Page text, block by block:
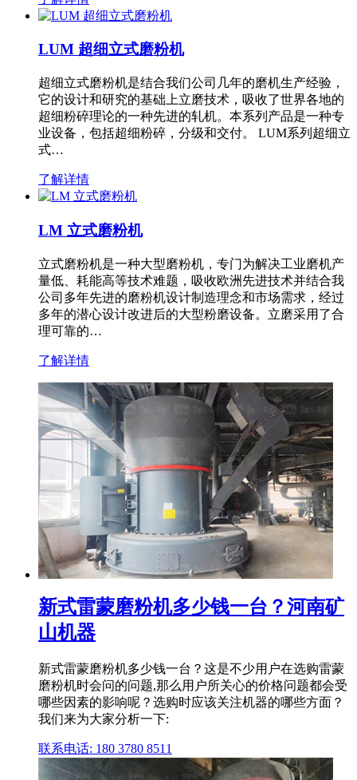
LUM 超细立式磨粉机
超细立式磨粉机是结合我们公司几年的磨机生产经验，
它的设计和研究的基础上立磨技术，吸收了世界各地的
超细粉碎理论的一种先进的轧机。本系列产品是一种专
业设备，包括超细粉碎，分级和交付。 LUM系列超细立
式…
了解详情
LM 立式磨粉机
立式磨粉机是一种大型磨粉机，专门为解决工业磨机产
量低、耗能高等技术难题，吸收欧洲先进技术并结合我
公司多年先进的磨粉机设计制造理念和市场需求，经过
多年的潜心设计改进后的大型粉磨设备。立磨采用了合
理可靠的…
了解详情
新式雷蒙磨粉机多少钱一台？河南矿
山机器
新式雷蒙磨粉机多少钱一台？这是不少用户在选购雷蒙
磨粉机时会问的问题,那么用户所关心的价格问题都会受
哪些因素的影响呢？选购时应该关注机器的哪些方面？
我们来为大家分析一下:
联系电话: 180 3780 8511